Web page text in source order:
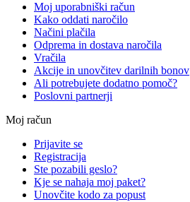
Moj uporabniški račun
Kako oddati naročilo
Načini plačila
Odprema in dostava naročila
Vračila
Akcije in unovčitev darilnih bonov
Ali potrebujete dodatno pomoč?
Poslovni partnerji
Moj račun
Prijavite se
Registracija
Ste pozabili geslo?
Kje se nahaja moj paket?
Unovčite kodo za popust